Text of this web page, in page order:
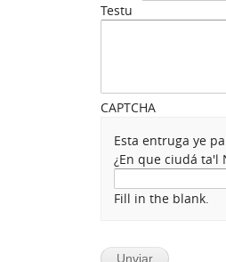
Testu
CAPTCHA
Esta entruga ye
¿En que ciudá
Fill in the blank.